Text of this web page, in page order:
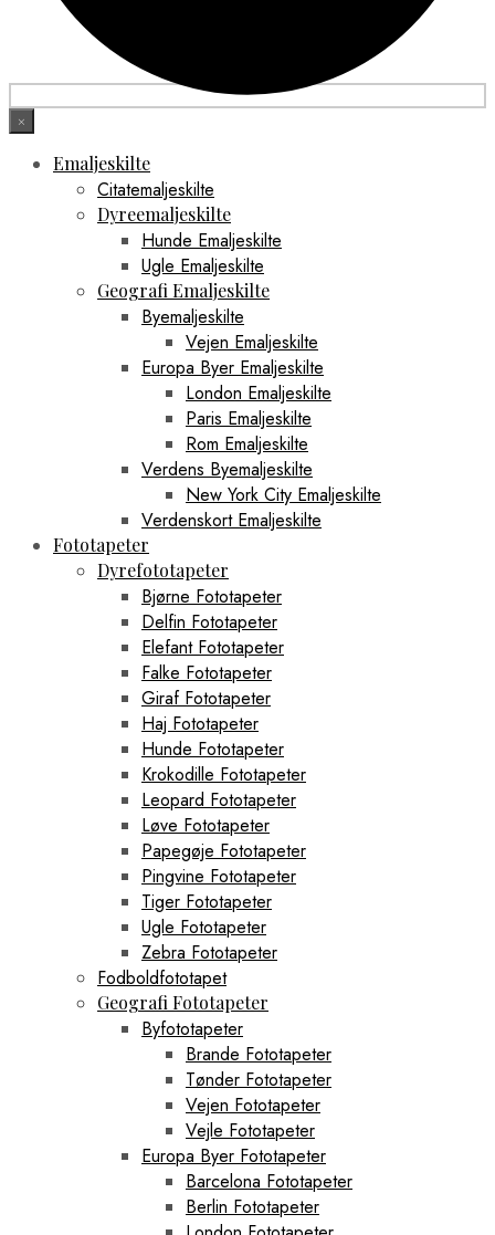
×
Emaljeskilte
Citatemaljeskilte
Dyreemaljeskilte
Hunde Emaljeskilte
Ugle Emaljeskilte
Geografi Emaljeskilte
Byemaljeskilte
Vejen Emaljeskilte
Europa Byer Emaljeskilte
London Emaljeskilte
Paris Emaljeskilte
Rom Emaljeskilte
Verdens Byemaljeskilte
New York City Emaljeskilte
Verdenskort Emaljeskilte
Fototapeter
Dyrefototapeter
Bjørne Fototapeter
Delfin Fototapeter
Elefant Fototapeter
Falke Fototapeter
Giraf Fototapeter
Haj Fototapeter
Hunde Fototapeter
Krokodille Fototapeter
Leopard Fototapeter
Løve Fototapeter
Papegøje Fototapeter
Pingvine Fototapeter
Tiger Fototapeter
Ugle Fototapeter
Zebra Fototapeter
Fodboldfototapet
Geografi Fototapeter
Byfototapeter
Brande Fototapeter
Tønder Fototapeter
Vejen Fototapeter
Vejle Fototapeter
Europa Byer Fototapeter
Barcelona Fototapeter
Berlin Fototapeter